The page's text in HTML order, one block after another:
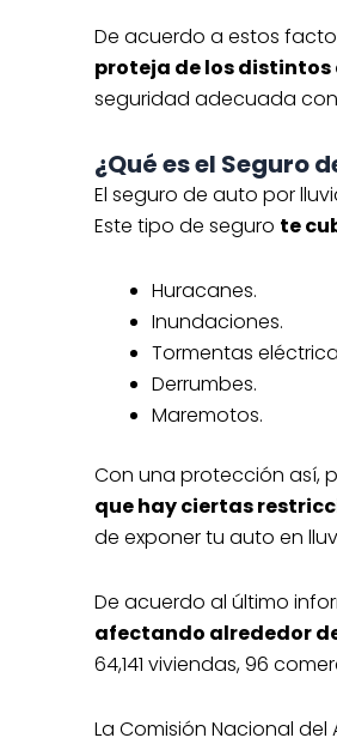
De acuerdo a estos
proteja de los distintos
seguridad adecuada
¿Qué es el Seguro
El seguro de auto por
Este tipo de seguro te
Huracanes.
Inundaciones.
Tormentas
Derrumbes.
Maremotos.
Con una protección así,
que hay ciertas
de exponer tu auto en
De acuerdo al último
afectando alrededor
64,141 viviendas, 96
La Comisión Nacional del